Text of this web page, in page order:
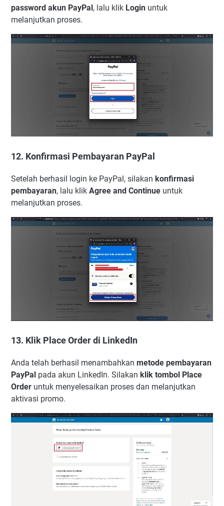
password akun PayPal, lalu klik Login untuk
melanjutkan proses.
12. Konfirmasi Pembayaran PayPal
Setelah berhasil login ke PayPal, silakan konfirmasi
pembayaran, lalu klik Agree and Continue untuk
melanjutkan proses.
13. Klik Place Order di LinkedIn
Anda telah berhasil menambahkan metode pembayaran
PayPal pada akun LinkedIn. Silakan klik tombol Place
Order untuk menyelesaikan proses dan melanjutkan
aktivasi promo.